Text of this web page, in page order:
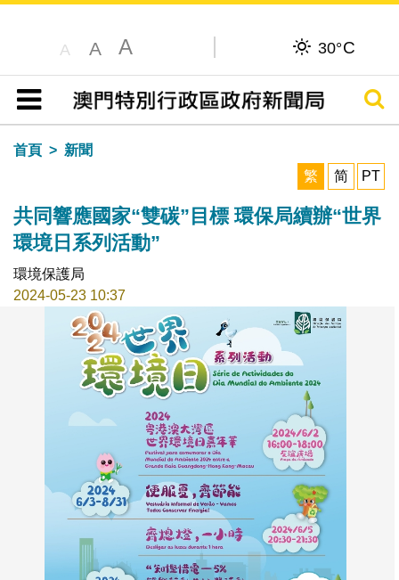
A A A 30°C
目錄
搜尋
首頁
新聞
繁
简 PT
共同響應國家“雙碳”目標 環保局續辦“世界
環境日系列活動”
環境保護局
2024-05-23 10:37